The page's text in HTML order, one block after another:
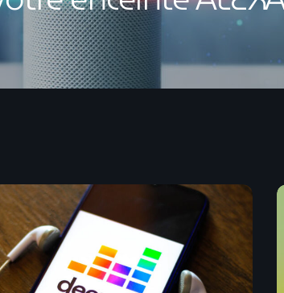
électronique, directement depuis le confort de